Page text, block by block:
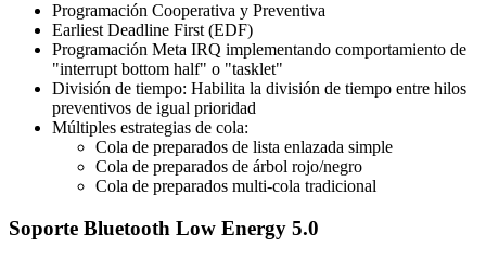
Programación Cooperativa y Preventiva
Earliest Deadline First (EDF)
Programación Meta IRQ implementando comportamiento de
"interrupt bottom half" o "tasklet"
División de tiempo: Habilita la división de tiempo entre hilos
preventivos de igual prioridad
Múltiples estrategias de cola:
Cola de preparados de lista enlazada simple
Cola de preparados de árbol rojo/negro
Cola de preparados multi-cola tradicional
Soporte Bluetooth Low Energy 5.0